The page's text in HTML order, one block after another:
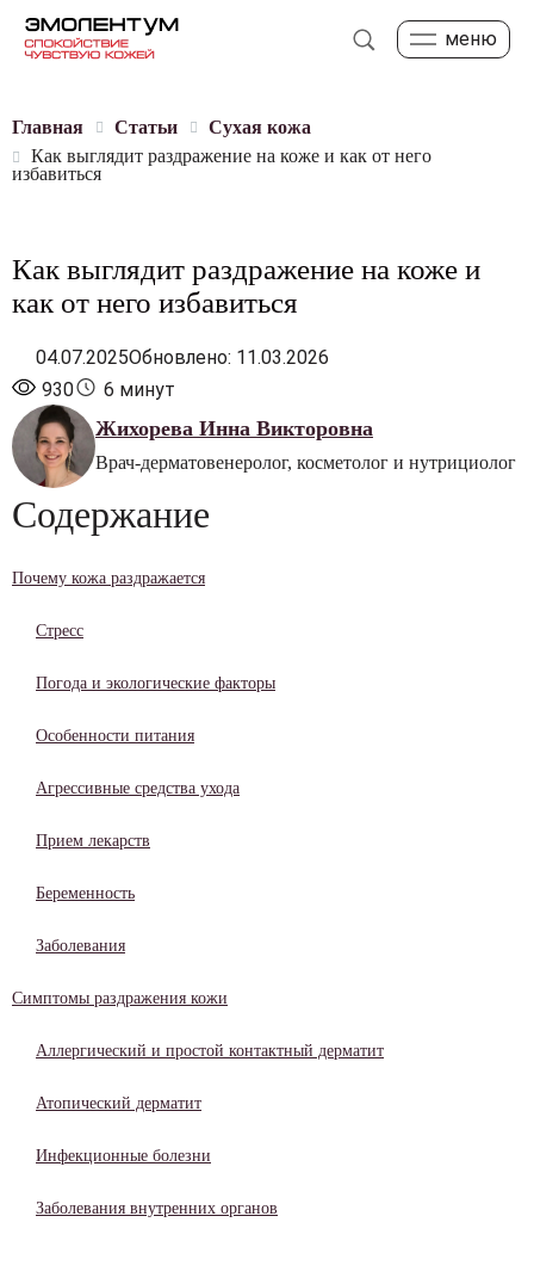
меню
Главная Статьи
Сухая кожа
Как выглядит раздражение на коже и как от него
избавиться
Как выглядит раздражение на коже и
как от него избавиться
04.07.2025Обновлено: 11.03.2026
930
6 минут
Жихорева Инна Викторовна
Врач-дерматовенеролог, косметолог и нутрициолог
Содержание
Почему кожа раздражается
Стресс
Погода и экологические факторы
Особенности питания
Агрессивные средства ухода
Прием лекарств
Беременность
Заболевания
Симптомы раздражения кожи
Аллергический и простой контактный дерматит
Атопический дерматит
Инфекционные болезни
Заболевания внутренних органов